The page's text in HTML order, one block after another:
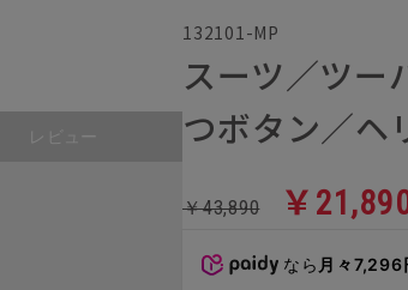
レビュー
132101-MP
スーツ／ツー
つボタン／ヘ
￥43,890 ￥
なら 月々7,296